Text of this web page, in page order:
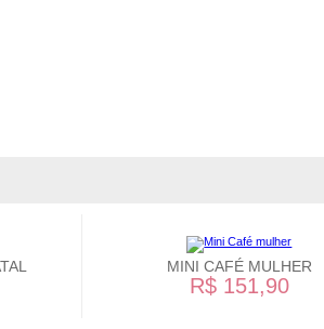
MINI CAFÉ MULHER
R$ 151,90